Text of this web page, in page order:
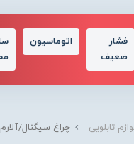
فشار
ضعیف
اتوماسیون
تابلویی چراغ سیگنال/